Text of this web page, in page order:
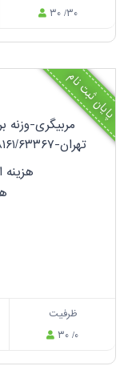
۳۰ /۳۰
پایان ثبت نام
تهران-۱۴۰۲۱۰۱۸۱۹۸۱۶۱/۶۳۳۶۷ ۱۴۰۲۱۰۱۸۱۹۸۱۶۱/۶۳۳۶۷
هزینه این
ظرفیت
۳۰ /۰